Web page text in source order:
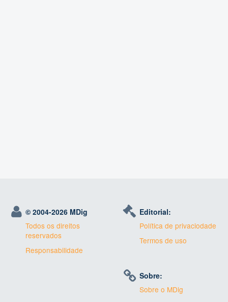
© 2004-2026 MDig
Todos os direitos
reservados
Responsabilidade
Editorial:
Política de privaciodade
Termos de uso
Sobre:
Sobre o MDig